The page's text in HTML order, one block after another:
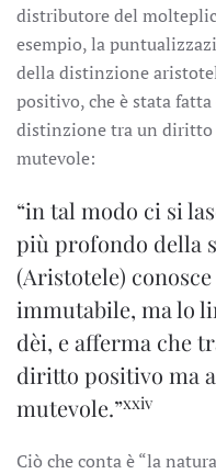
distributore del
esempio, la
della distinzione
positivo, che è stata
distinzione tra un
mutevole:
“in tal modo ci si
più profondo della
(Aristotele)
immutabile, ma lo
dèi, e afferma che
diritto positivo ma
mutevole.”xxiv
Ciò che conta è “la